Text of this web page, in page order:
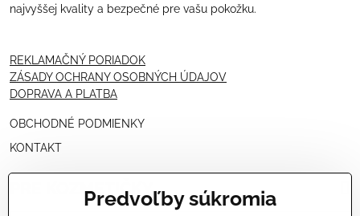
najvyššej kvality a bezpečné pre vašu pokožku.
REKLAMAČNÝ PORIADOK
ZÁSADY OCHRANY OSOBNÝCH ÚDAJOV
DOPRAVA A PLATBA
OBCHODNÉ PODMIENKY
KONTAKT
PRE KOZMETIČKYPredvoľby súkromia